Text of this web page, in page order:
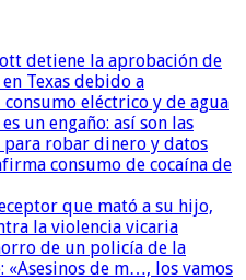
detiene la aprobación de
Texas debido a
eléctrico y de agua
un engaño: así son las
para robar dinero y datos
consumo de cocaína de
que mató a su hijo,
la violencia vicaria
de un policía de la
«Asesinos de m…, los vamos